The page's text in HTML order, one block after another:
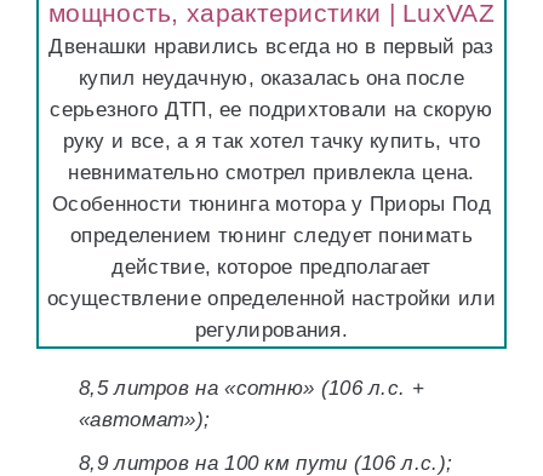
мощность, характеристики | LuxVAZ
Двенашки нравились всегда но в первый раз
купил неудачную, оказалась она после
серьезного ДТП, ее подрихтовали на скорую
руку и все, а я так хотел тачку купить, что
невнимательно смотрел привлекла цена.
Особенности тюнинга мотора у Приоры Под
определением тюнинг следует понимать
действие, которое предполагает
осуществление определенной настройки или
регулирования.
8,5 литров на «сотню» (106 л.с. +
«автомат»);
8,9 литров на 100 км пути (106 л.с.);